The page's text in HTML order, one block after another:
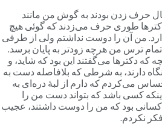
حرف زدن بودند به گوش من مانند
طوری حرف می‌زدند که گوئی هیچ
من آن را دوست نداشتم ولی از طرفی
ترس من هرچه زودتر به پایان برسد.
که دکترها می‌گفتند این بود که شاید، و
دارند، به شرطی که بلافاصله دست به
می‌کردم که دارم از لبۀ دره‌ای به
کسی باشد که بتواند دست من را
کسانی بود که من را دوست داشتند، عجیب
نکردم.